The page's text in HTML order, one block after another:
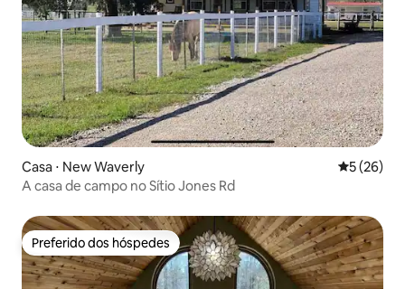
Casa ⋅ New Waverly 5 de uma
5 (26)
A casa de campo no Sítio Jones Rd
Preferido dos hóspedes
Preferido dos hóspedes